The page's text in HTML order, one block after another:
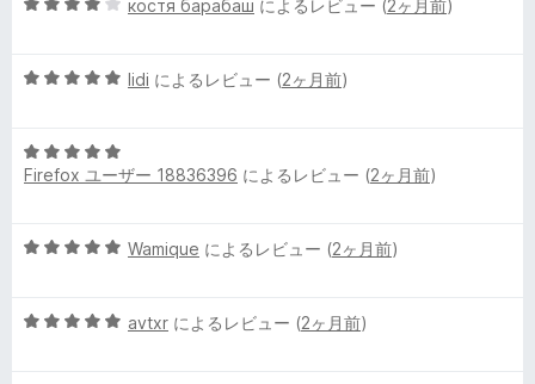
o
w
n
l
o
a
5
中
評
価
костя барабаш によるレビュー (2ヶ月前)
5
中
5
価
lidi によるレビュー (2ヶ月前)
5
段
5
価
Firefox ユーザー 18836396 によるレビュー (2ヶ月前)
5
中
Wamique によるレビュー (2ヶ月前)
5
avtxr によるレビュー (2ヶ月前)